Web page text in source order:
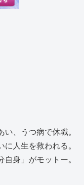
、うつ病で休職。
人生を救われる。
身」がモットー。